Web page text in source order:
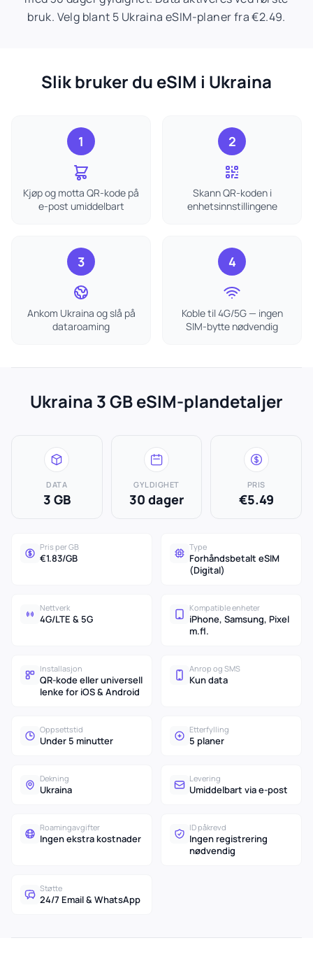
bruk. Velg blant 5 Ukraina eSIM-planer fra €2.49.
Slik bruker du eSIM i Ukraina
1
Kjøp og motta QR-kode på
e-post umiddelbart
2
Skann QR-koden i
enhetsinnstillingene
3
Ankom Ukraina og slå på
dataroaming
4
Koble til 4G/5G — ingen
SIM-bytte nødvendig
Ukraina 3 GB eSIM-plandetaljer
DATA
3 GB
GYLDIGHET
30 dager
PRIS
€5.49
Pris per GB
€1.83/GB
Type
Forhåndsbetalt eSIM
(Digital)
Nettverk
4G/LTE & 5G
Kompatible enheter
iPhone, Samsung, Pixel
m.fl.
Installasjon
QR-kode eller universell
lenke for iOS & Android
Anrop og SMS
Kun data
Oppsettstid
Under 5 minutter
Etterfylling
5 planer
Dekning
Ukraina
Levering
Umiddelbart via e-post
Roamingavgifter
Ingen ekstra kostnader
ID påkrevd
Ingen registrering
nødvendig
Støtte
24/7 Email & WhatsApp